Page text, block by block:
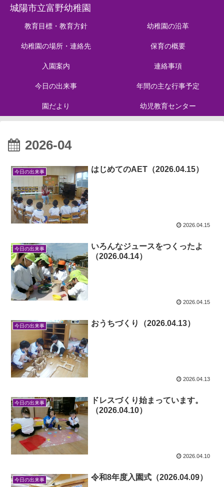
城陽市立富野幼稚園
教育目標・教育方針 幼稚園の沿革
幼稚園の場所・連絡先 保育の概要
入園案内 連絡事項
今日の出来事 年間の主な行事予定
園だより 幼児教育センター
2026-04
今日の出来事 はじめてのAET（2026.04.15）
2026.04.15
今日の出来事
いろんなジュースをつくったよ
（2026.04.14）
2026.04.15
今日の出来事 おうちづくり（2026.04.13）
2026.04.13
今日の出来事
ドレスづくり始まっています。
（2026.04.10）
2026.04.10
今日の出来事 令和8年度入園式（2026.04.09）